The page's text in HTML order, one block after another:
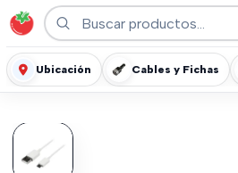
Ubicación Cables y Fichas